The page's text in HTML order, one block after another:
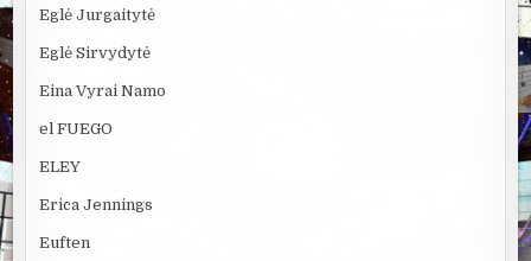
Eglė Jurgaitytė
Eglė Sirvydytė
Eina Vyrai Namo
el FUEGO
ELEY
Erica Jennings
Euften